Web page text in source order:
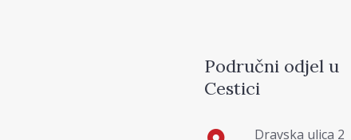
Područni odjel u
Cestici
Dravska ulica 2